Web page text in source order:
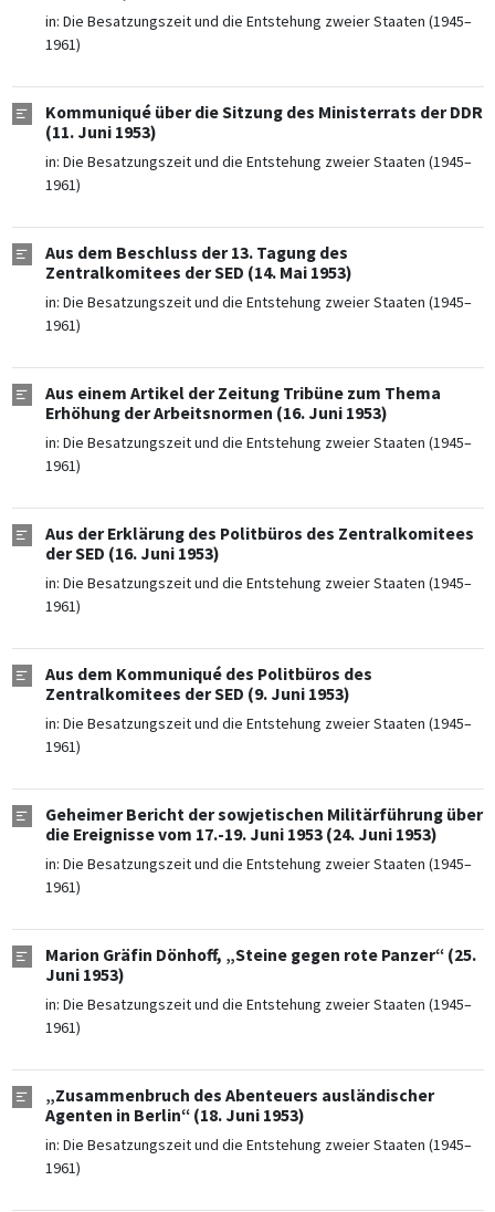
in: Die Besatzungszeit und die Entstehung zweier Staaten (1945–
1961)
Kommuniqué über die Sitzung des Ministerrats der DDR
(11. Juni 1953)
in: Die Besatzungszeit und die Entstehung zweier Staaten (1945–
1961)
Aus dem Beschluss der 13. Tagung des
Zentralkomitees der SED (14. Mai 1953)
in: Die Besatzungszeit und die Entstehung zweier Staaten (1945–
1961)
Aus einem Artikel der Zeitung Tribüne zum Thema
Erhöhung der Arbeitsnormen (16. Juni 1953)
in: Die Besatzungszeit und die Entstehung zweier Staaten (1945–
1961)
Aus der Erklärung des Politbüros des Zentralkomitees
der SED (16. Juni 1953)
in: Die Besatzungszeit und die Entstehung zweier Staaten (1945–
1961)
Aus dem Kommuniqué des Politbüros des
Zentralkomitees der SED (9. Juni 1953)
in: Die Besatzungszeit und die Entstehung zweier Staaten (1945–
1961)
Geheimer Bericht der sowjetischen Militärführung über
die Ereignisse vom 17.-19. Juni 1953 (24. Juni 1953)
in: Die Besatzungszeit und die Entstehung zweier Staaten (1945–
1961)
Marion Gräfin Dönhoff, „Steine gegen rote Panzer“ (25.
Juni 1953)
in: Die Besatzungszeit und die Entstehung zweier Staaten (1945–
1961)
„Zusammenbruch des Abenteuers ausländischer
Agenten in Berlin“ (18. Juni 1953)
in: Die Besatzungszeit und die Entstehung zweier Staaten (1945–
1961)